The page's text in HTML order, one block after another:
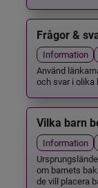
Frågor &
Information
Använd
och svar i olika
Vilka barn
Information
om barnets
de vill placera